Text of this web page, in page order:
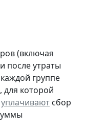
(включая
после утраты
группе
которой
уплачивают сбор